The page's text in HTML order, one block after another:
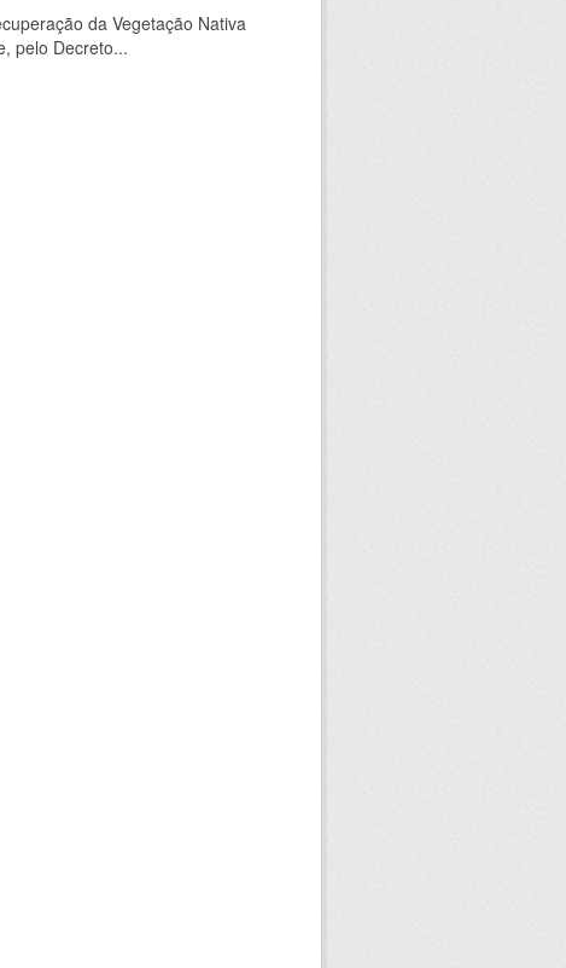
da Vegetação Nativa
pelo Decreto...